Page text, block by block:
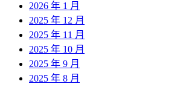
2026 年 1 月
2025 年 12 月
2025 年 11 月
2025 年 10 月
2025 年 9 月
2025 年 8 月